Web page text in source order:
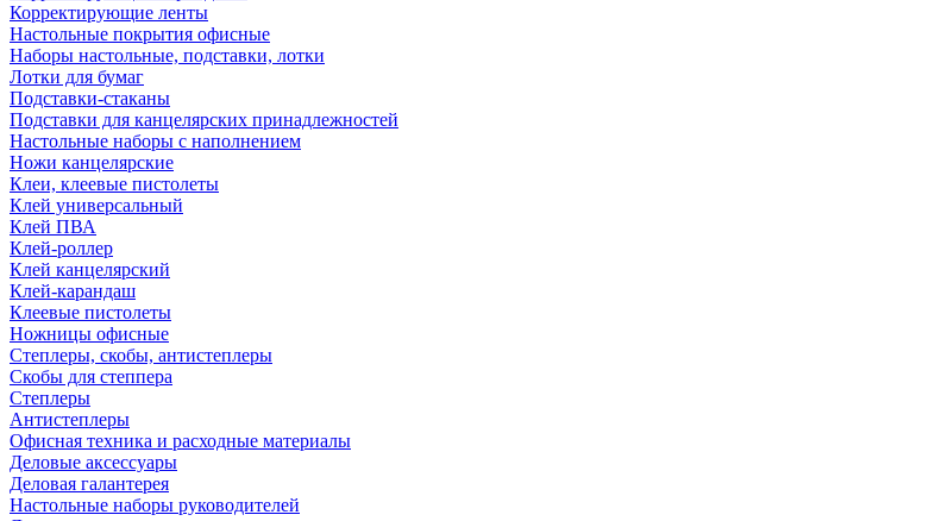
Корректирующие ленты
Настольные покрытия офисные
Наборы настольные, подставки, лотки
Лотки для бумаг
Подставки-стаканы
Подставки для канцелярских принадлежностей
Настольные наборы с наполнением
Ножи канцелярские
Клеи, клеевые пистолеты
Клей универсальный
Клей ПВА
Клей-роллер
Клей канцелярский
Клей-карандаш
Клеевые пистолеты
Ножницы офисные
Степлеры, скобы, антистеплеры
Скобы для степпера
Степлеры
Антистеплеры
Офисная техника и расходные материалы
Деловые аксессуары
Деловая галантерея
Настольные наборы руководителей